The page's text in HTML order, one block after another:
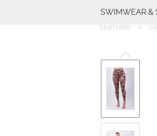
SWIMWEAR &
Startseite »